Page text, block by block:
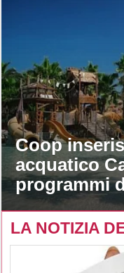
Coop
acquatico
programmi
LA NOTIZIA